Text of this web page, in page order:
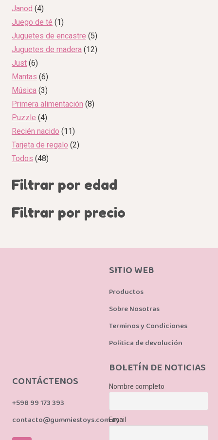
Janod 4
Juego de té 1
Juguetes de encastre 5
Juguetes de madera 12
Just 6
Mantas 6
Música 3
Primera alimentación 8
Puzzle 4
Recién nacido 11
Tarjeta de regalo 2
Todos 48
Filtrar por edad
Filtrar por precio
SITIO WEB
Productos
Sobre Nosotras
Terminos y Condiciones
Politica de devolución
CONTÁCTENOS
+598 99 173 393
contacto@gummiestoys.com.uy
BOLETÍN DE NOTICIAS
Nombre completo
Email